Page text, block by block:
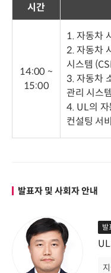
시간
14:00 ~
15:00
1. 자동차
2. 자동차
시스템
3. 자동차
관리 시스
4. UL의 자
컨설팅 서
발표자 및 사회자 안내
발